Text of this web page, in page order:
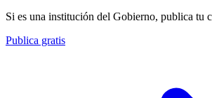
Si es una institución del Gobierno, publica tu
Publica gratis